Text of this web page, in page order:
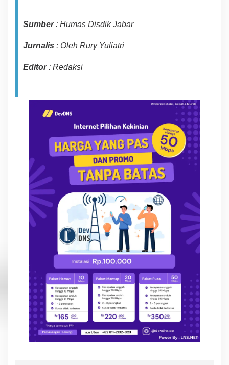
Sumber: Humas Disdik Jabar
Jurnalis : Oleh Rury Yuliatri
Editor: Redaksi